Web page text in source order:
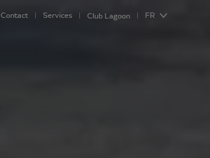
Contact Services Club Lagoon FR